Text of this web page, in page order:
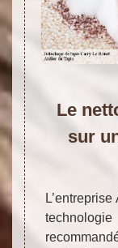
Le
sur